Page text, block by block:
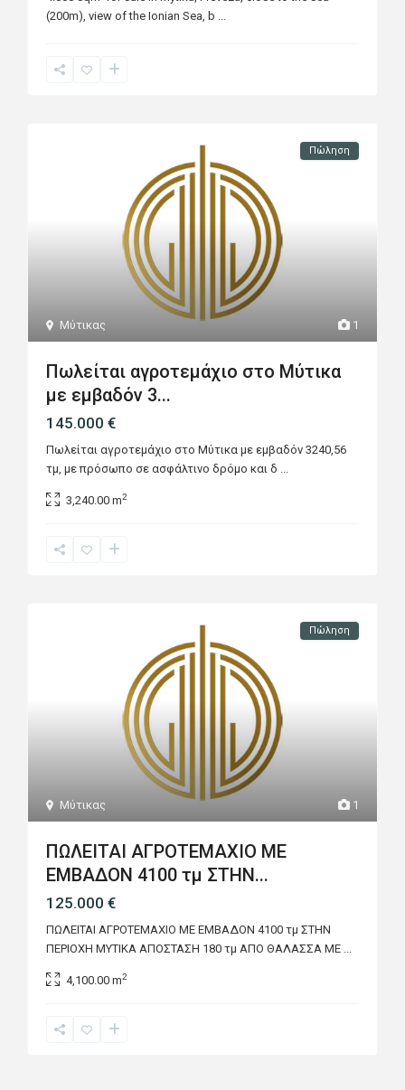
(200m), view of the Ionian Sea, b ...
1
Μύτικας
Πώληση
Πωλείται αγροτεμάχιο στο Μύτικα
με εμβαδόν 3...
145.000 €
Πωλείται αγροτεμάχιο στο Μύτικα με εμβαδόν 3240,56
τμ, με πρόσωπο σε ασφάλτινο δρόμο και δ ...
3,240.00 m2
1
Μύτικας
Πώληση
ΠΩΛΕΙΤΑΙ ΑΓΡΟΤΕΜΑΧΙΟ ΜΕ
ΕΜΒΑΔΟΝ 4100 τμ ΣΤΗΝ...
125.000 €
ΠΩΛΕΙΤΑΙ ΑΓΡΟΤΕΜΑΧΙΟ ΜΕ ΕΜΒΑΔΟΝ 4100 τμ ΣΤΗΝ
ΠΕΡΙΟΧΗ ΜΥΤΙΚΑ ΑΠΟΣΤΑΣΗ 180 τμ ΑΠΟ ΘΑΛΑΣΣΑ ΜΕ ...
4,100.00 m2